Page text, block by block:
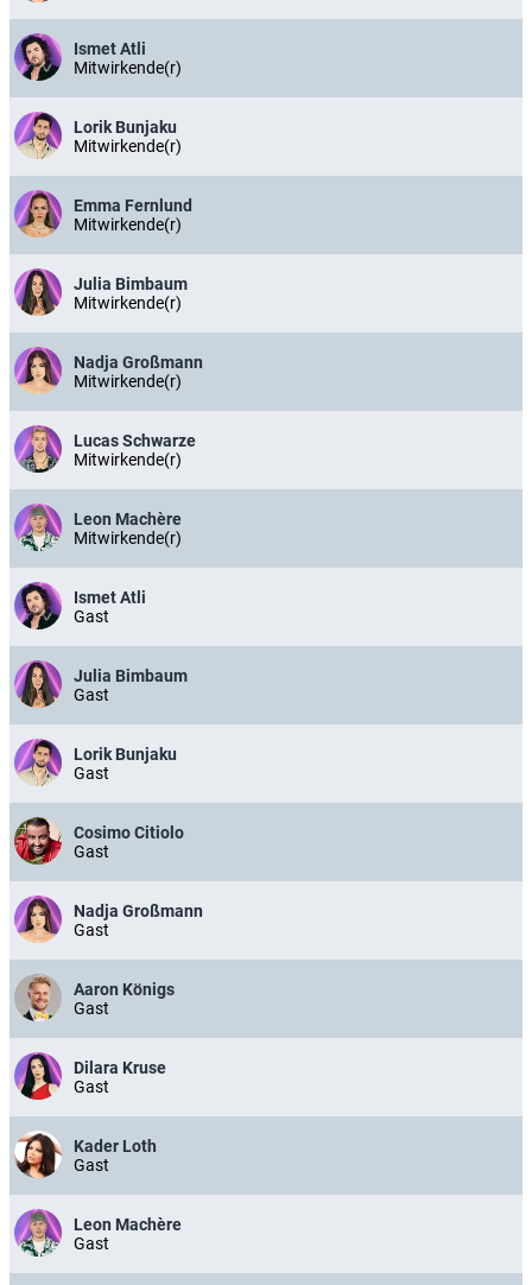
Ismet Atli
Mitwirkende(r)
Lorik Bunjaku
Mitwirkende(r)
Emma Fernlund
Mitwirkende(r)
Julia Bimbaum
Mitwirkende(r)
Nadja Großmann
Mitwirkende(r)
Lucas Schwarze
Mitwirkende(r)
Leon Machère
Mitwirkende(r)
Ismet Atli
Gast
Julia Bimbaum
Gast
Lorik Bunjaku
Gast
Cosimo Citiolo
Gast
Nadja Großmann
Gast
Aaron Königs
Gast
Dilara Kruse
Gast
Kader Loth
Gast
Leon Machère
Gast